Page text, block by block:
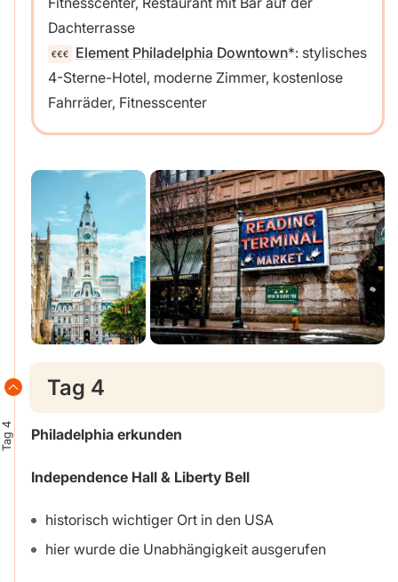
Dachterrasse
Element Philadelphia Downtown : stylisches
4-Sterne-Hotel, moderne Zimmer, kostenlose
Fahrräder, Fitnesscenter
Tag 4
Tag 4
Philadelphia erkunden
Independence Hall & Liberty Bell
historisch wichtiger Ort in den USA
hier wurde die Unabhängigkeit ausgerufen